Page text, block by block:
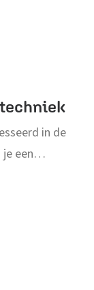
in de
je een…